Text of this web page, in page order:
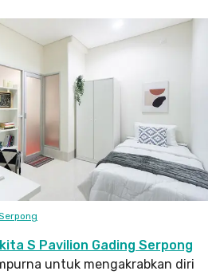
S Pavilion Gading Serpong
untuk mengakrabkan diri